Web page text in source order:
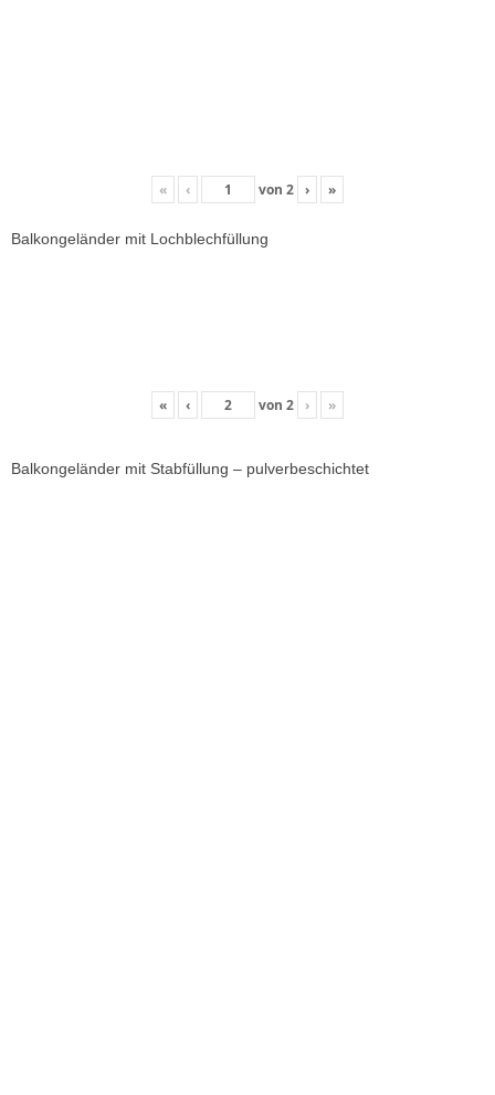
« ‹ von 2 › »
Balkongeländer mit Lochblechfüllung
« ‹ von 2 › »
Balkongeländer mit Stabfüllung – pulverbeschichtet